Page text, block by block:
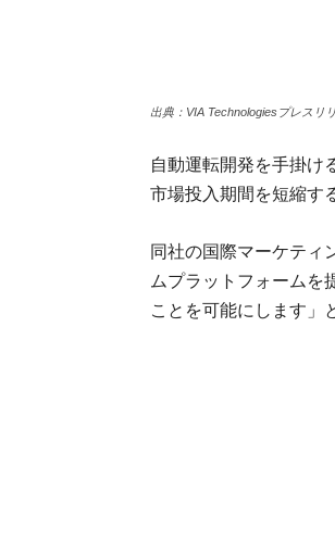
出典：VIA Technologiesプレスリ
自動運転開発を手掛け
市場投入期間を短縮す
同社の国際マーケティ
ムプラットフォームを
ことを可能にします」